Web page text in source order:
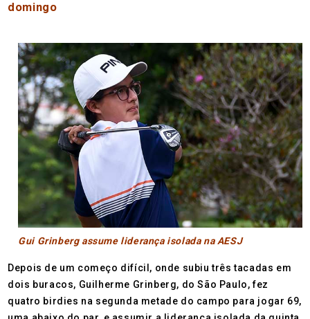
domingo
Gui Grinberg assume liderança isolada na AESJ
Depois de um começo difícil, onde subiu três tacadas em
dois buracos, Guilherme Grinberg, do São Paulo, fez
quatro birdies na segunda metade do campo para jogar 69,